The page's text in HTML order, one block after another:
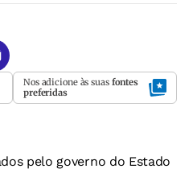
Nos adicione às suas fontes
preferidas
pelo governo do Estado